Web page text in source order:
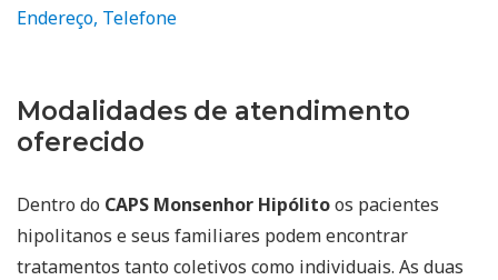
Endereço, Telefone
Modalidades de atendimento
oferecido
Dentro do CAPS Monsenhor Hipólitoos pacientes
hipolitanos e seus familiares podem encontrar
tratamentos tanto coletivos como individuais. As duas